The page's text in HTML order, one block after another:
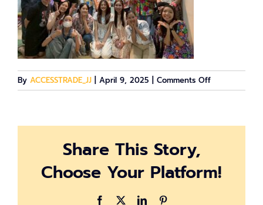
By ACCESSTRADE_JJ April 9, 2025 Comments Offon
Share This Story,
Choose Your Platform!
Facebook LinkedIn